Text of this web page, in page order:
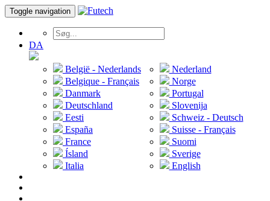
Toggle navigation
DA
België - Nederlands
Belgique - Français
Danmark
Deutschland
Eesti
España
France
Ísland
Italia
Nederland
Norge
Portugal
Slovenija
Schweiz - Deutsch
Suisse - Français
Suomi
Sverige
English